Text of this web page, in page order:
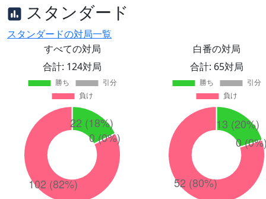
スタンダード
スタンダードの対局一覧
すべての対局
合計: 124対局
白番の対局
合計: 65対局